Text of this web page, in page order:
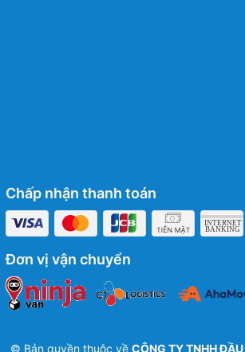
Chấp nhận thanh toán
Đơn vị vận chuyển
© Bản quyền thuộc về CÔNG TY TNHH